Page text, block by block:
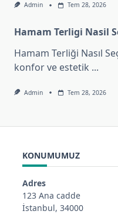
Admin Tem 28, 2026
Hamam Terligi Nasil
Hamam Terliği Nasıl
konfor ve estetik ...
Admin Tem 28, 2026
KONUMUMUZ
Adres
123 Ana cadde
İstanbul, 34000